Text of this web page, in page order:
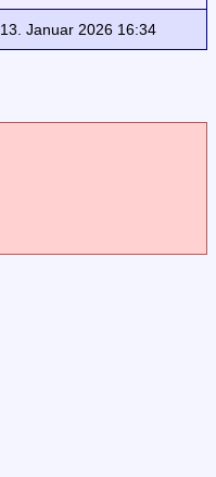
13. Januar 2026 16:34